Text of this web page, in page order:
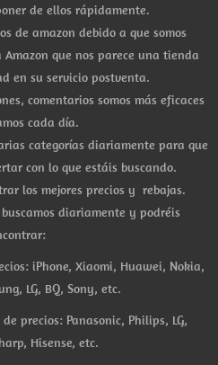
de ellos rápidamente.
de amazon debido a que somos
que nos parece una tienda
en su servicio postventa.
comentarios somos más eficaces
cada día.
categorías diariamente para que
con lo que estáis buscando.
los mejores precios y rebajas.
diariamente y podréis
iPhone, Xiaomi, Huawei, Nokia,
LG, BQ, Sony, etc.
precios: Panasonic, Philips, LG,
Hisense, etc.